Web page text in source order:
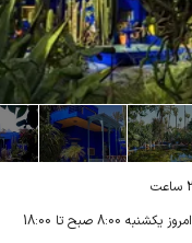
امروز یکشنبه 8:00 صبح تا 18:00